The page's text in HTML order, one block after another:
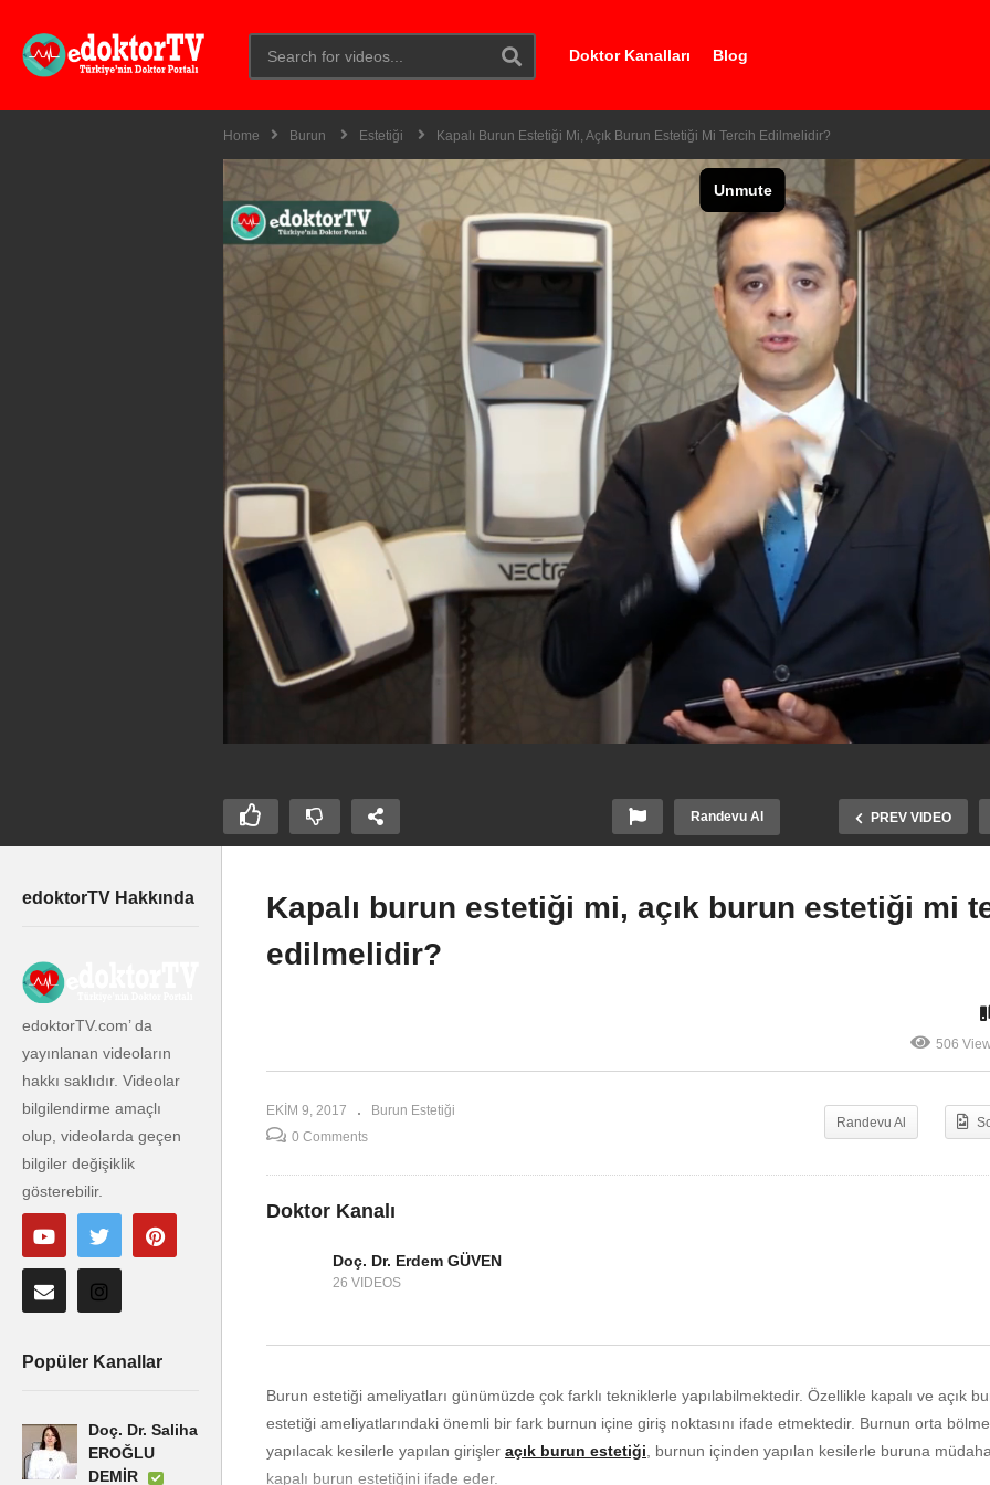
Doktor Kanalları Blog
Home Burun Estetiği Kapalı Burun Estetiği Mi, Açık Burun Estetiği Mi Tercih Edilmelidir?
Randevu Al PREV VIDEO
sonrası görüntüyü
edoktorTV Hakkında
edoktorTV.com’ da
yayınlanan videoların
hakkı saklıdır. Videolar
bilgilendirme amaçlı
olup, videolarda geçen
bilgiler değişiklik
gösterebilir.
Popüler Kanallar
Doç. Dr. Saliha
EROĞLU
DEMİR
Kapalı burun estetiği mi, açık burun estetiği mi
edilmelidir?
506
EKIM 9, 2017
Burun Estetiği
0 Comments
Randevu Al
Doktor Kanalı
Doç. Dr. Erdem GÜVEN
26 VIDEOS
Burun estetiği ameliyatları günümüzde çok farklı tekniklerle yapılabilmektedir. Özellikle kapalı ve açık
estetiği ameliyatlarındaki önemli bir fark burnun içine giriş noktasını ifade etmektedir. Burnun orta
yapılacak kesilerle yapılan girişler açık burun estetiği , burnun içinden yapılan kesilerle buruna
kapalı burun estetiğini ifade eder.